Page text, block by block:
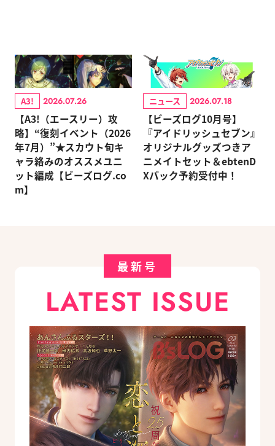
A3! 2026.07.26
【A3!（エースリー）攻
略】“復刻イベント（2026
年7月）”★スカウト旬キ
ャラ絡みのオススメユニ
ット編成【ビーズログ.co
m】
ニュース 2026.07.18
【ビーズログ10月号】
『アイドリッシュセブン』
オリジナルグッズつきア
ニメイトセット＆ebtenD
Xパック予約受付中！
最新号
LATEST ISSUE